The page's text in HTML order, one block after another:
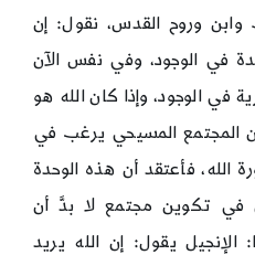
وابن وروح القدس، نقول: إن
في الوجود، وفي نفس الآن
في الوجود، وإذا كان الله هو
المجتمع المسيحي يرغب في
فأعتقد أن هذه الوحدة
في تكوين مجتمع لا بدَّ أن
الإنجيل يقول: إن الله يريد